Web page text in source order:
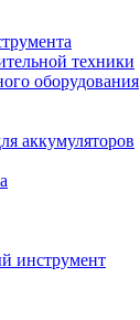
техники
оборудования
аккумуляторов
инструмент